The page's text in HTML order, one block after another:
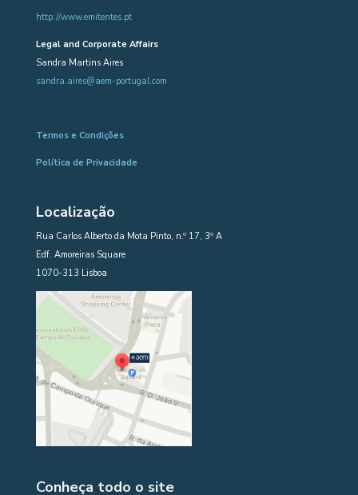
http://www.emitentes.pt
Legal and Corporate Affairs
Sandra Martins Aires
sandra.aires@aem-portugal.com
Termos e Condições
Política de Privacidade
Localização
Rua Carlos Alberto da Mota Pinto, n.º 17, 3º A
Edf. Amoreiras Square
1070-313 Lisboa
Conheça todo o site